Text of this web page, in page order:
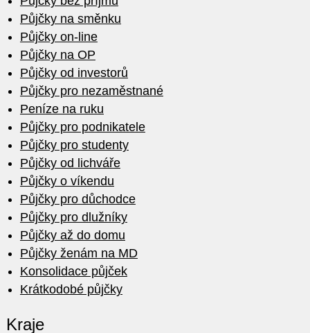
Půjčky na směnku
Půjčky on-line
Půjčky na OP
Půjčky od investorů
Půjčky pro nezaměstnané
Peníze na ruku
Půjčky pro podnikatele
Půjčky pro studenty
Půjčky od lichváře
Půjčky o víkendu
Půjčky pro důchodce
Půjčky pro dlužníky
Půjčky až do domu
Půjčky ženám na MD
Konsolidace půjček
Krátkodobé půjčky
Kraje